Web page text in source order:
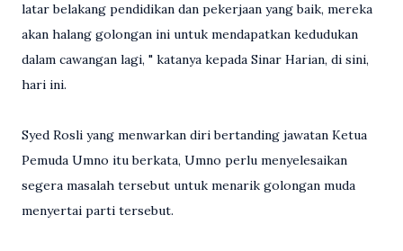
latar belakang pendidikan dan pekerjaan yang baik, mereka
akan halang golongan ini untuk mendapatkan kedudukan
dalam cawangan lagi, " katanya kepada Sinar Harian, di sini,
hari ini.
Syed Rosli yang menwarkan diri bertanding jawatan Ketua
Pemuda Umno itu berkata, Umno perlu menyelesaikan
segera masalah tersebut untuk menarik golongan muda
menyertai parti tersebut.